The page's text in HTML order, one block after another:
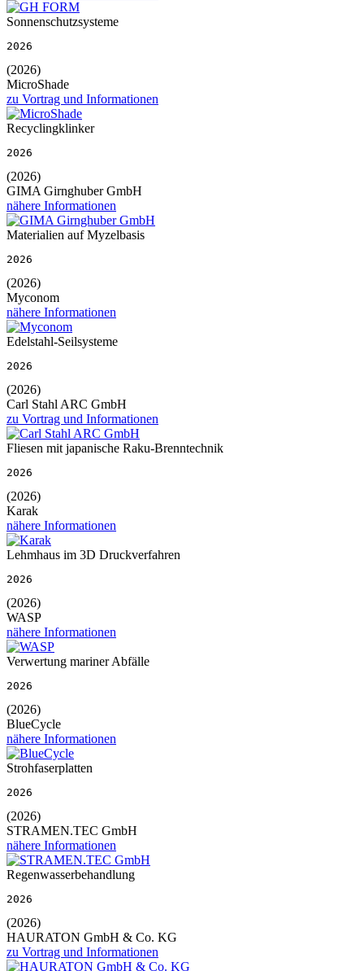
Sonnenschutzsysteme
2026
(2026)
MicroShade
zu Vortrag und Informationen
Recyclingklinker
2026
(2026)
GIMA Girnghuber GmbH
nähere Informationen
Materialien auf Myzelbasis
2026
(2026)
Myconom
nähere Informationen
Edelstahl-Seilsysteme
2026
(2026)
Carl Stahl ARC GmbH
zu Vortrag und Informationen
Fliesen mit japanische Raku-Brenntechnik
2026
(2026)
Karak
nähere Informationen
Lehmhaus im 3D Druckverfahren
2026
(2026)
WASP
nähere Informationen
Verwertung mariner Abfälle
2026
(2026)
BlueCycle
nähere Informationen
Strohfaserplatten
2026
(2026)
STRAMEN.TEC GmbH
nähere Informationen
Regenwasserbehandlung
2026
(2026)
HAURATON GmbH & Co. KG
zu Vortrag und Informationen